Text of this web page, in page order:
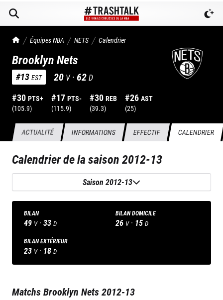
TrashTalk Actu NBA
Équipes NBA NETS Calendrier
Brooklyn Nets
#13 EST 20 V ·62D
#30 PTS+
(105.9)
#17 PTS-
(115.9)
#30 REB
(39.3)
#26 AST
(25)
ACTUALITÉ INFORMATIONS EFFECTIF CALENDRIER
Calendrier de la saison2012-13
Saison 2012-13
BILAN
49 V · 33 D
BILAN DOMICILE
26 V · 15 D
BILAN EXTÉRIEUR
23 V · 18 D
MatchsBrooklyn Nets2012-13